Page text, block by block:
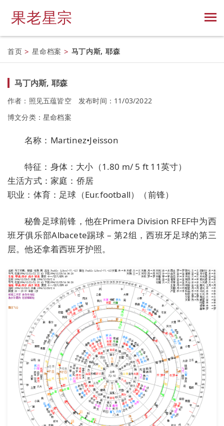
果老星宗
首页 > 星命档案 > 马丁内斯, 耶森
马丁内斯, 耶森
作者：照见五蕴皆空
发布时间：11/03/2022
博文分类： 星命档案
名称：Martinez•Jeisson
特征：身体：大小（1.80 m/ 5 ft 11英寸）
生活方式：家庭：侨居
职业：体育：足球（Eur.football）（前锋）
秘鲁足球前锋，他在Primera Division RFEF中为西
班牙俱乐部Albacete踢球 – 第2组，西班牙足球的第三
层。他还拿着西班牙护照。